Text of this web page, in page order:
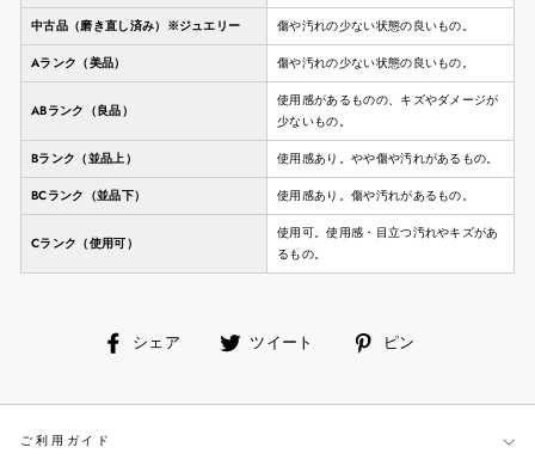
中古品（磨き直し済み）※ジュエリー 傷や汚れの少ない状態の良いもの。
Aランク（美品） 傷や汚れの少ない状態の良いもの。
ABランク（良品）
使用感があるものの、キズやダメージが
少ないもの。
Bランク（並品上） 使用感あり。やや傷や汚れがあるもの。
BCランク（並品下） 使用感あり。傷や汚れがあるもの。
Cランク（使用可）
使用可。使用感・目立つ汚れやキズがあ
るもの。
シェア
facebookツイート ピン
ご利用ガイド